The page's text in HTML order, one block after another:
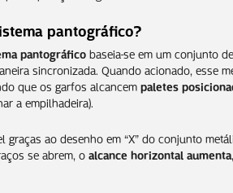
pantográfico?
pantográficobaseia-se em um conjunto de
sincronizada. Quando acionado, esse
que os garfos alcancempaletes
a empilhadeira).
graças ao desenho em “X” do conjunto
se abrem, oalcance horizontal aumenta